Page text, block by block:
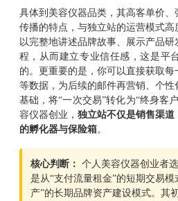
具体到美容仪器品类，其高客单价
传播的特点，与独立站的运营模式高
以完整地讲述品牌故事、展示产品
程，从而建立专业信任感，这是平
的。更重要的是，你可以直接获取
等数据，为后续的邮件再营销、个
基础，将“一次交易”转化为“终身客
容仪器创业， 独立站不仅是销售渠
的孵化器与保险箱。
核心判断： 个人美容仪器创业者
是从“支付流量租金”的短期交易
产”的长期品牌资产建设模式。其